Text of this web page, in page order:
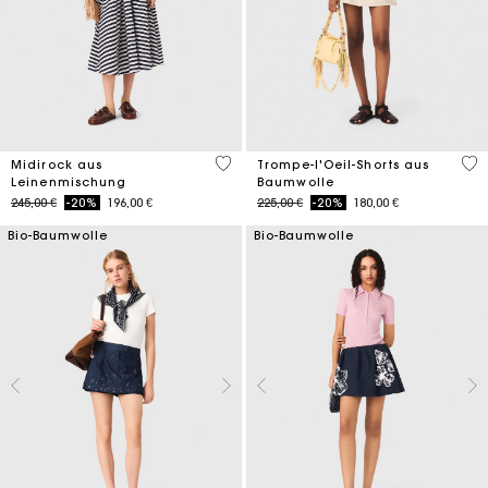
Midirock aus
Leinenmischung
Price reduced from
245,00 €to-20% 196,00 €
5 out of 5 Customer Rating
Trompe-l'Oeil-Shorts aus
Baumwolle
Price reduced from
225,00 €to-20% 180,00 €
5
Bio-Baumwolle Bio-Baumwolle